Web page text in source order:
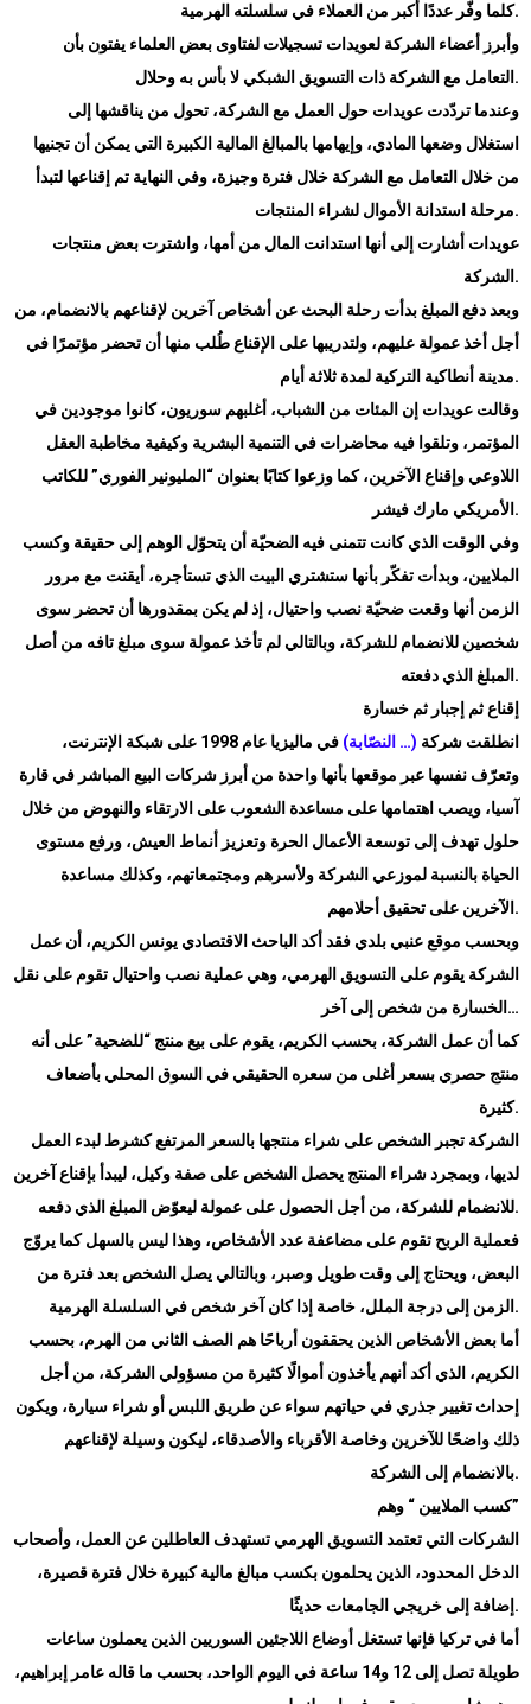
كلما وفّر عددًا أكبر من العملاء في سلسلته الهرمية.
وأبرز أعضاء الشركة لعويدات تسجيلات لفتاوى بعض العلماء يفتون بأن
التعامل مع الشركة ذات التسويق الشبكي لا بأس به وحلال .
وعندما تردّدت عويدات حول العمل مع الشركة، تحول من يناقشها إلى
استغلال وضعها المادي، وإيهامها بالمبالغ المالية الكبيرة التي يمكن أن تجنيها
من خلال التعامل مع الشركة خلال فترة وجيزة، وفي النهاية تم إقناعها لتبدأ
مرحلة استدانة الأموال لشراء المنتجات.
عويدات أشارت إلى أنها استدانت المال من أمها، واشترت بعض منتجات
الشركة .
وبعد دفع المبلغ بدأت رحلة البحث عن أشخاص آخرين لإقناعهم بالانضمام، من
أجل أخذ عمولة عليهم، ولتدريبها على الإقناع طُلب منها أن تحضر مؤتمرًا في
مدينة أنطاكية التركية لمدة ثلاثة أيام.
وقالت عويدات إن المئات من الشباب، أغلبهم سوريون، كانوا موجودين في
المؤتمر، وتلقوا فيه محاضرات في التنمية البشرية وكيفية مخاطبة العقل
اللاوعي وإقناع الآخرين، كما وزعوا كتابًا بعنوان “المليونير الفوري” للكاتب
الأمريكي مارك فيشر .
وفي الوقت الذي كانت تتمنى فيه الضحيّة أن يتحوّل الوهم إلى حقيقة وكسب
الملايين، وبدأت تفكّر بأنها ستشتري البيت الذي تستأجره، أيقنت مع مرور
الزمن أنها وقعت ضحيّة نصب واحتيال، إذ لم يكن بمقدورها أن تحضر سوى
شخصين للانضمام للشركة، وبالتالي لم تأخذ عمولة سوى مبلغ تافه من أصل
المبلغ الذي دفعته .
إقناع ثم إجبار ثم خسارة
انطلقت شركة (… النصّابة)
في ماليزيا عام 1998 على شبكة الإنترنت،
وتعرّف نفسها عبر موقعها بأنها واحدة من أبرز شركات البيع المباشر في قارة
آسيا، ويصب اهتمامها على مساعدة الشعوب على الارتقاء والنهوض من خلال
حلول تهدف إلى توسعة الأعمال الحرة وتعزيز أنماط العيش، ورفع مستوى
الحياة بالنسبة لموزعي الشركة ولأسرهم ومجتمعاتهم، وكذلك مساعدة
الآخرين على تحقيق أحلامهم .
وبحسب موقع عنبي بلدي فقد أكد الباحث الاقتصادي يونس الكريم، أن عمل
الشركة يقوم على التسويق الهرمي، وهي عملية نصب واحتيال تقوم على نقل
الخسارة من شخص إلى آخر…
كما أن عمل الشركة، بحسب الكريم، يقوم على بيع منتج “للضحية” على أنه
منتج حصري بسعر أغلى من سعره الحقيقي في السوق المحلي بأضعاف
كثيرة.
الشركة تجبر الشخص على شراء منتجها بالسعر المرتفع كشرط لبدء العمل
لديها، وبمجرد شراء المنتج يحصل الشخص على صفة وكيل، ليبدأ بإقناع آخرين
للانضمام للشركة، من أجل الحصول على عمولة ليعوّض المبلغ الذي دفعه.
فعملية الربح تقوم على مضاعفة عدد الأشخاص، وهذا ليس بالسهل كما يروّج
البعض، ويحتاج إلى وقت طويل وصبر، وبالتالي يصل الشخص بعد فترة من
الزمن إلى درجة الملل، خاصة إذا كان آخر شخص في السلسلة الهرمية .
أما بعض الأشخاص الذين يحققون أرباحًا هم الصف الثاني من الهرم، بحسب
الكريم، الذي أكد أنهم يأخذون أموالًا كثيرة من مسؤولي الشركة، من أجل
إحداث تغيير جذري في حياتهم سواء عن طريق اللبس أو شراء سيارة، ويكون
ذلك واضحًا للآخرين وخاصة الأقرباء والأصدقاء، ليكون وسيلة لإقناعهم
بالانضمام إلى الشركة.
كسب الملايين “ وهم”
الشركات التي تعتمد التسويق الهرمي تستهدف العاطلين عن العمل، وأصحاب
الدخل المحدود، الذين يحلمون بكسب مبالغ مالية كبيرة خلال فترة قصيرة،
إضافة إلى خريجي الجامعات حديثًا .
أما في تركيا فإنها تستغل أوضاع اللاجئين السوريين الذين يعملون ساعات
طويلة تصل إلى 12 و14 ساعة في اليوم الواحد، بحسب ما قاله عامر إبراهيم،